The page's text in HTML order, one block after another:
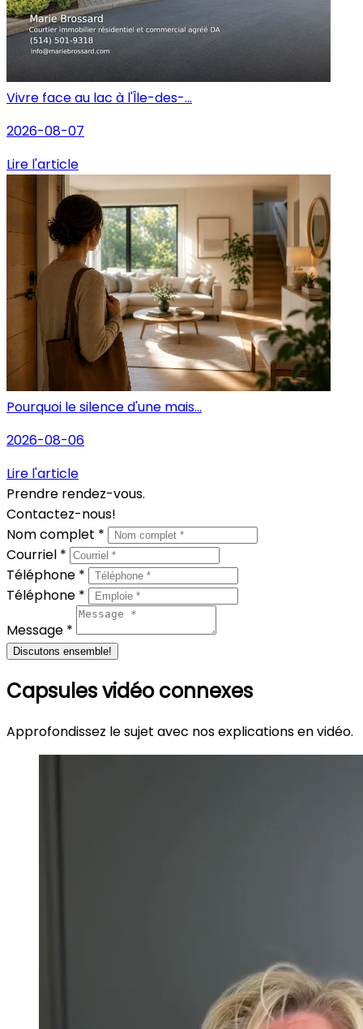
Vivre face au lac à l'Île-des-...
2026-08-07
Lire l'article
Pourquoi le silence d'une mais...
2026-08-06
Lire l'article
Prendre rendez-vous.
Contactez-nous!
Nom complet *
Courriel *
Téléphone *
Téléphone *
Message *
Discutons ensemble!
Capsules vidéo connexes
Approfondissez le sujet avec nos explications en vidéo.